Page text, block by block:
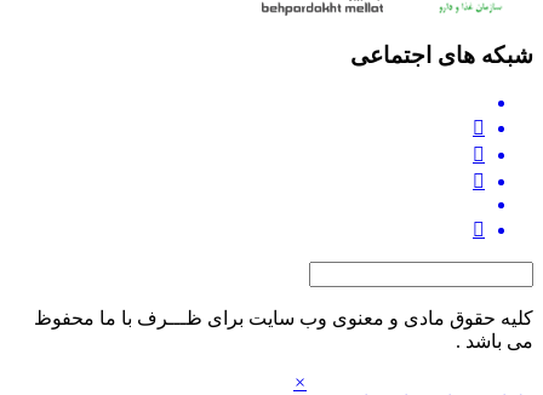
شبکه های اجتماعی
کلیه حقوق مادی و معنوی وب‌ سایت برای ظـــرف با ما محفوظ
می‌ باشد .
×